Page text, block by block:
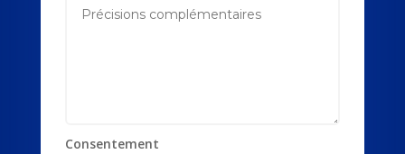
Consentement